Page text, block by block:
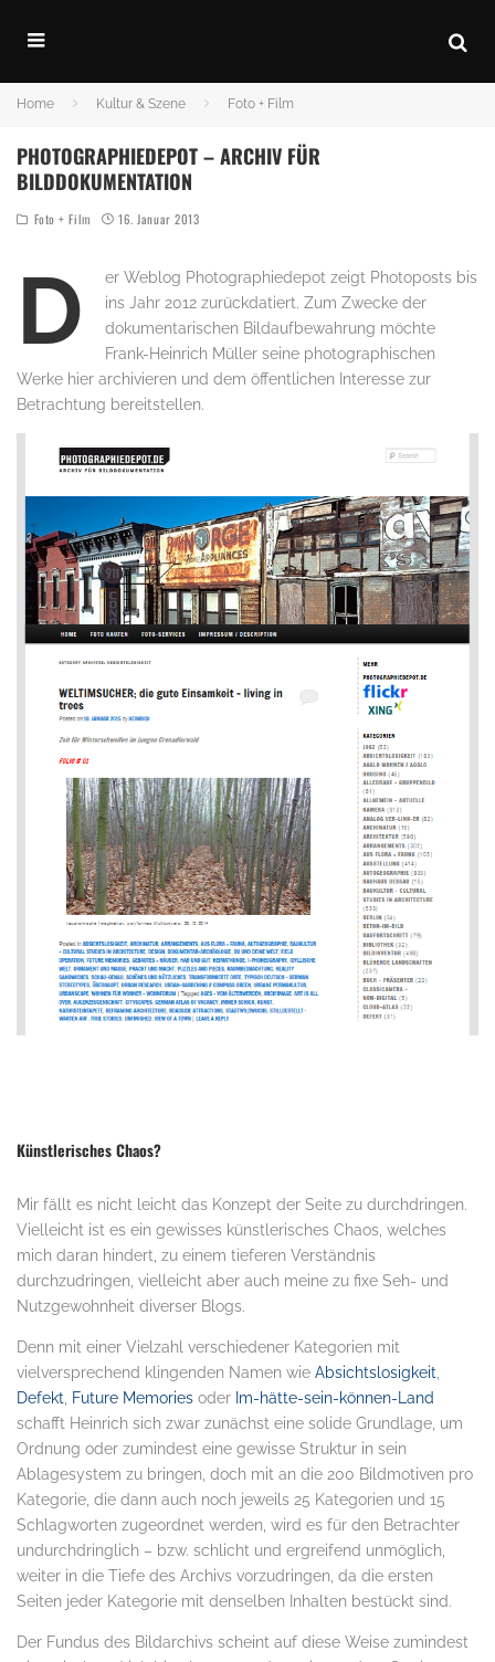
Home Kultur & Szene Foto + Film
PHOTOGRAPHIEDEPOT – ARCHIV FÜR
BILDDOKUMENTATION
Foto + Film 16. Januar 2013
D
er Weblog Photographiedepot zeigt Photoposts bis
ins Jahr 2012 zurückdatiert. Zum Zwecke der
dokumentarischen Bildaufbewahrung möchte
Frank-Heinrich Müller seine photographischen
Werke hier archivieren und dem öffentlichen Interesse zur
Betrachtung bereitstellen.
Künstlerisches Chaos?
Mir fällt es nicht leicht das Konzept der Seite zu durchdringen.
Vielleicht ist es ein gewisses künstlerisches Chaos, welches
mich daran hindert, zu einem tieferen Verständnis
durchzudringen, vielleicht aber auch meine zu fixe Seh- und
Nutzgewohnheit diverser Blogs.
Denn mit einer Vielzahl verschiedener Kategorien mit
vielversprechend klingenden Namen wie Absichtslosigkeit
Defekt
Future Memories oder Im-hätte-sein-können-Land
schafft Heinrich sich zwar zunächst eine solide Grundlage, um
Ordnung oder zumindest eine gewisse Struktur in sein
Ablagesystem zu bringen, doch mit an die 200 Bildmotiven pro
Kategorie, die dann auch noch jeweils 25 Kategorien und 15
Schlagworten zugeordnet werden, wird es für den Betrachter
undurchdringlich – bzw. schlicht und ergreifend unmöglich,
weiter in die Tiefe des Archivs vorzudringen, da die ersten
Seiten jeder Kategorie mit denselben Inhalten bestückt sind.
Der Fundus des Bildarchivs scheint auf diese Weise zumindest